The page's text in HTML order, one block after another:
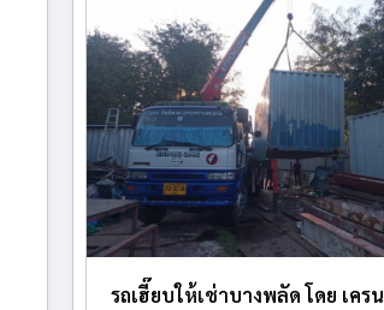
รถเฮี๊ยบให้เช่าบางพลัด โดย เครน